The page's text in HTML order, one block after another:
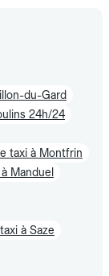
du-Gard
24h/24
taxi à Montfrin
Manduel
à Saze